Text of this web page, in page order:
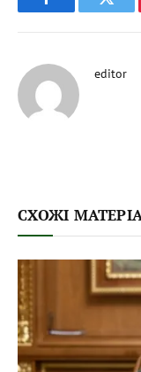
Facebook
editor
СХОЖІ